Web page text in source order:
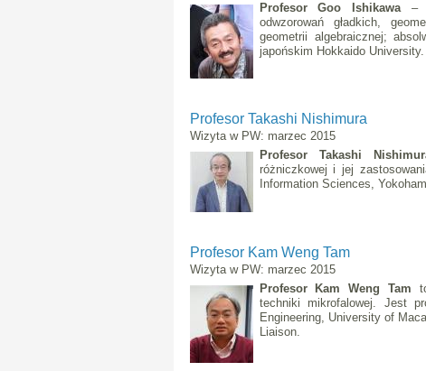
Profesor Goo Ishikawa –
odwzorowań gładkich,
geometrii algebraicznej;
japońskim Hokkaido University.
Profesor Takashi Nishimura
Wizyta w PW: marzec 2015
Profesor Takashi
różniczkowej i jej
Information Sciences,
Profesor Kam Weng Tam
Wizyta w PW: marzec 2015
Profesor Kam Weng
Tam
techniki mikrofalowej. Jest
Engineering, University of
Liaison.